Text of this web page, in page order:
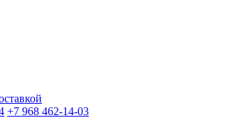
+7 968 462-14-03